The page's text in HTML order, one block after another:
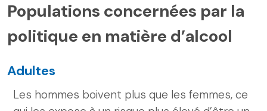
Populations concernées par la
politique en matière d’alcool
Adultes
Les hommes boivent plus que les femmes, ce